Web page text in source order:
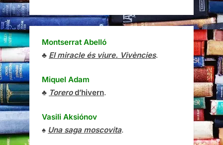
Montserrat Abelló
♣ El miracle és viure. Vivències.
Miquel Adam
♣ Torerod’hivern.
Vasili Aksiónov
♠ Una saga moscovita.